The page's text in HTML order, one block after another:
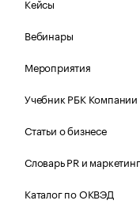
Вебинары
Мероприятия
Учебник РБК Компании
Статьи о бизнесе
Словарь PR и
Каталог по ОКВЭД